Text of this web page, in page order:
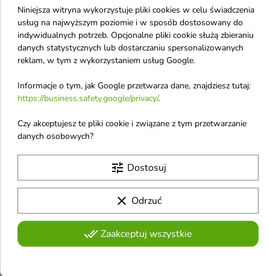
Hair Expert
Heiki Heiki

HanGlow Take It All
Melting Balm Cleanser
oczyszczający Balsam
do demakijażu 100 ml
Wegański, emulgujący balsam
do demakijażu, który skutecznie
wodoodporny) i SPF,
jednocześnie koi i nie wysusza
24,90 €
HanGlow Darkless Pink
BB Eye Cream Krem-
korektor pod oczy 15
ml
Lekki, wegański krem BB pod
oczy z różowo-beżowymi
argireliną i kofeiną – nawilża,
19,90 €
Pokazano 1-6 z 6 pozycji
Niniejsza witryna wykorzystuje pliki cookies w celu świadczenia
usług na najwyższym poziomie i w sposób dostosowany do
indywidualnych potrzeb. Opcjonalne pliki cookie służą zbieraniu
danych statystycznych lub dostarczaniu spersonalizowanych
reklam, w tym z wykorzystaniem usług Google.
Informacje o tym, jak Google przetwarza dane, znajdziesz tutaj:
https://business.safety.google/privacy/.
Czy akceptujesz te pliki cookie i związane z tym przetwarzanie
danych osobowych?
tune Dostosuj
clear Odrzuć
done_allZaakceptuj wszystkie